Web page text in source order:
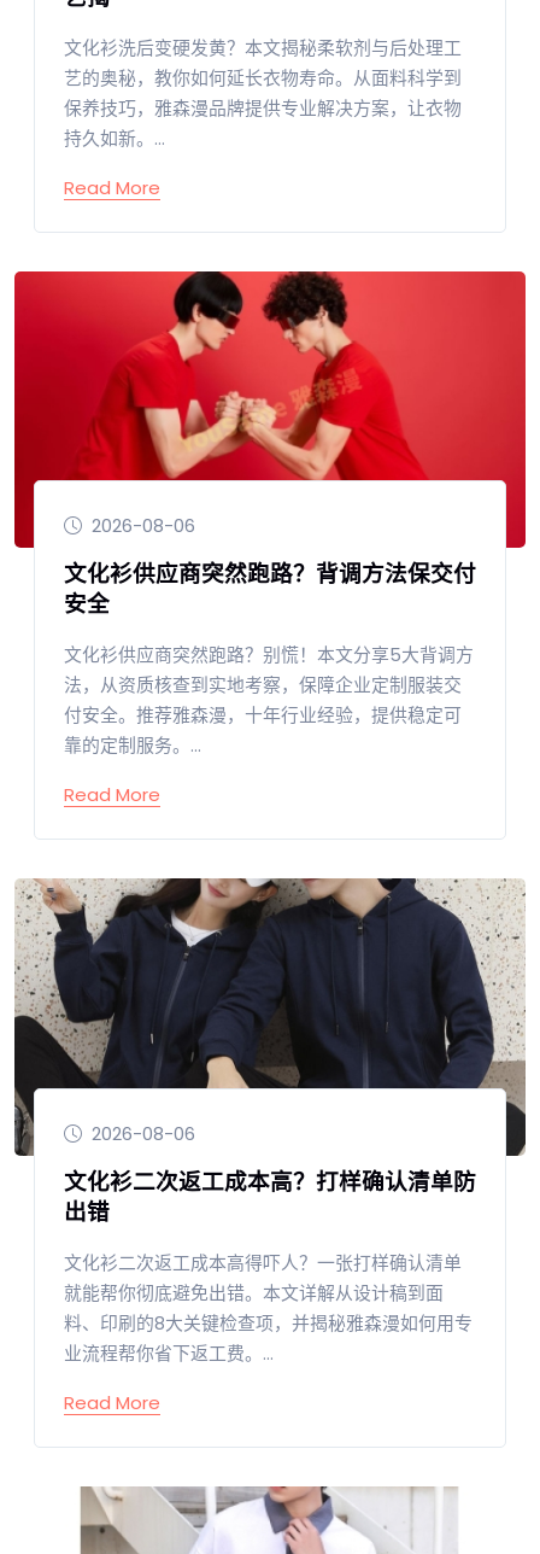
文化衫洗后变硬发黄？本文揭秘柔软剂与后处理工
艺的奥秘，教你如何延长衣物寿命。从面料科学到
保养技巧，雅森漫品牌提供专业解决方案，让衣物
持久如新。...
Read More
2026-08-06
文化衫供应商突然跑路？背调方法保交付
安全
文化衫供应商突然跑路？别慌！本文分享5大背调方
法，从资质核查到实地考察，保障企业定制服装交
付安全。推荐雅森漫，十年行业经验，提供稳定可
靠的定制服务。...
Read More
2026-08-06
文化衫二次返工成本高？打样确认清单防
出错
文化衫二次返工成本高得吓人？一张打样确认清单
就能帮你彻底避免出错。本文详解从设计稿到面
料、印刷的8大关键检查项，并揭秘雅森漫如何用专
业流程帮你省下返工费。...
Read More